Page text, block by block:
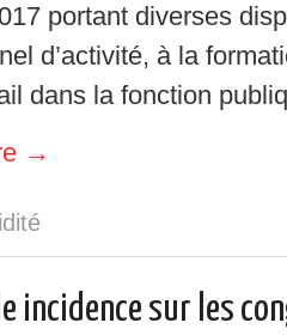
portant diverses
d’activité, à la
dans la fonction
→
incidence sur les